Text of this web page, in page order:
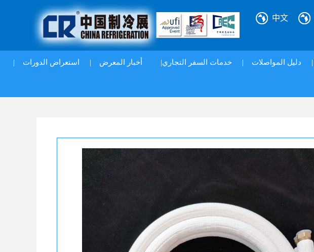
中文
| دليل المواصلات | خدمات السفر التجاري| أخبار المعرض | استعراض الدورات |